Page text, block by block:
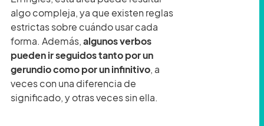
algo compleja, ya que existen reglas
estrictas sobre cuándo usar cada
forma. Además,algunos verbos
pueden ir seguidos tanto por un
gerundio como por un infinitivo, a
veces con una diferencia de
significado, y otras veces sin ella.